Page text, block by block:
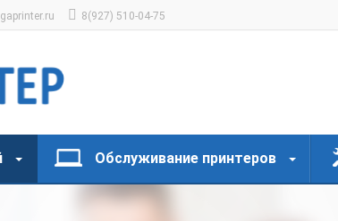
8(927) 510-04-75
Обслуживание принтеров